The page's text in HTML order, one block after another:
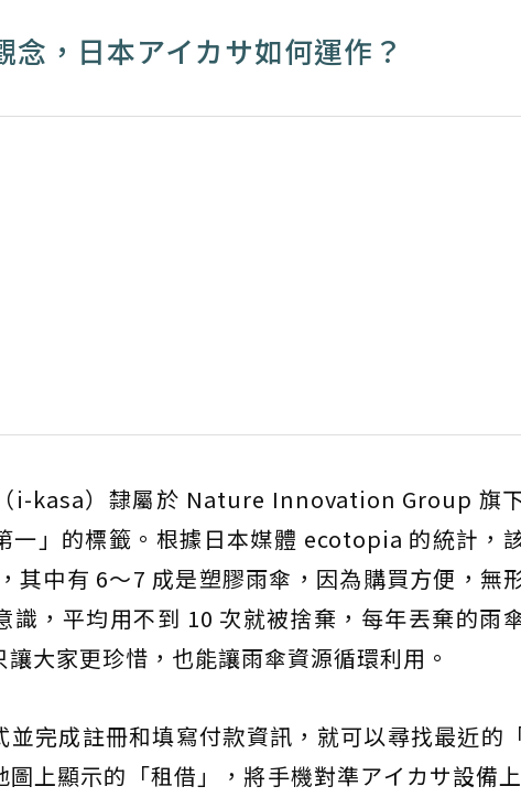
，日本アイカサ如何運作？
i-kasa）隸屬於 Nature Innovation Group 旗
一」的標籤。根據日本媒體 ecotopia 的統計，
其中有 6～7 成是塑膠雨傘，因為購買方便，無
識，平均用不到 10 次就被捨棄，每年丟棄的雨
大家更珍惜，也能讓雨傘資源循環利用。
完成註冊和填寫付款資訊，就可以尋找最近的
上顯示的「租借」，將手機對準アイカサ設備